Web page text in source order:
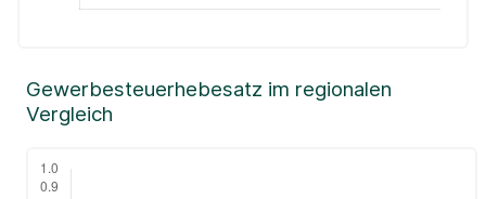
Gewerbesteuerhebesatz im regionalen
Vergleich